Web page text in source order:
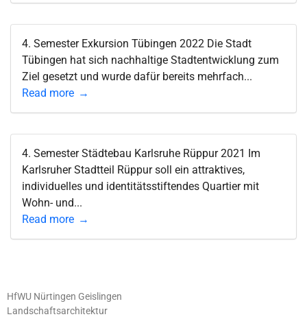
4. Semester Exkursion Tübingen 2022 Die Stadt
Tübingen hat sich nachhaltige Stadtentwicklung zum
Ziel gesetzt und wurde dafür bereits mehrfach...
Read more
4. Semester Städtebau Karlsruhe Rüppur 2021 Im
Karlsruher Stadtteil Rüppur soll ein attraktives,
individuelles und identitätsstiftendes Quartier mit
Wohn- und...
Read more
HfWU Nürtingen Geislingen
Landschaftsarchitektur